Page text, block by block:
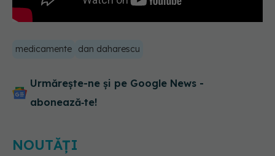
medicamente dan daharescu
Urmărește-ne și pe Google News -
abonează‑te!
NOUTĂȚI